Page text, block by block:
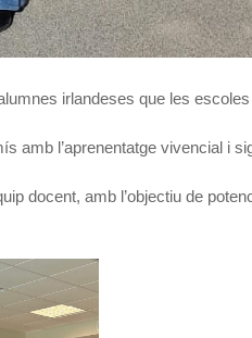
irlandeses que les
amb l’aprenentatge vivencial i
docent, amb l’objectiu de